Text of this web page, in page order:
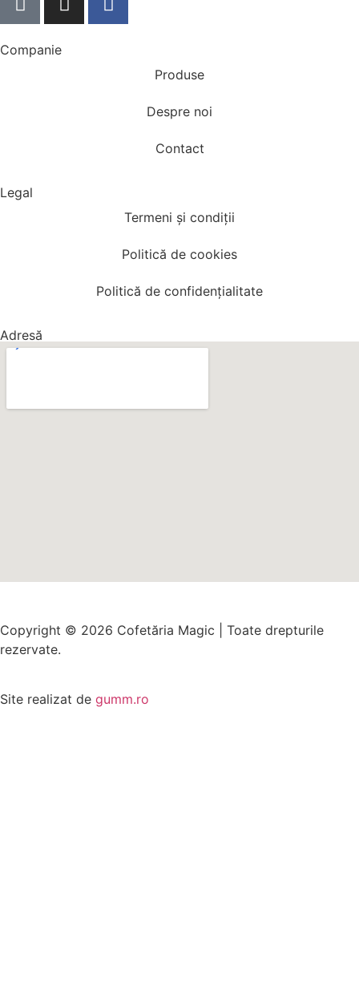
Companie
Produse
Despre noi
Contact
Legal
Termeni și condiții
Politică de cookies
Politică de confidențialitate
Adresă
Copyright © 2026 Cofetăria Magic | Toate drepturile
rezervate.
Site realizat de gumm.ro